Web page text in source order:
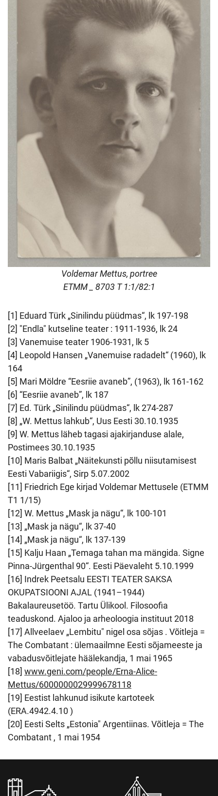
Voldemar Mettus, portree
ETMM _ 8703 T 1:1/82:1
[1] Eduard Türk „Sinilindu püüdmas“, lk 197-198
[2] "Endla" kutseline teater : 1911-1936, lk 24
[3] Vanemuise teater 1906-1931, lk 5
[4] Leopold Hansen „Vanemuise radadelt“ (1960), lk
164
[5] Mari Möldre “Eesriie avaneb”, (1963), lk 161-162
[6] “Eesriie avaneb”, lk 187
[7] Ed. Türk „Sinilindu püüdmas“, lk 274-287
[8] „W. Mettus lahkub“, Uus Eesti 30.10.1935
[9] W. Mettus läheb tagasi ajakirjanduse alale,
Postimees 30.10.1935
[10] Maris Balbat „Näitekunsti põllu niisutamisest
Eesti Vabariigis“, Sirp 5.07.2002
[11] Friedrich Ege kirjad Voldemar Mettusele (ETMM
T1 1/15)
[12] W. Mettus „Mask ja nägu“, lk 100-101
[13] „Mask ja nägu“, lk 37-40
[14] „Mask ja nägu“, lk 137-139
[15] Kalju Haan „Temaga tahan ma mängida. Signe
Pinna-Jürgenthal 90“. Eesti Päevaleht 5.10.1999
[16] Indrek Peetsalu EESTI TEATER SAKSA
OKUPATSIOONI AJAL (1941–1944)
Bakalaureusetöö. Tartu Ülikool. Filosoofia
teaduskond. Ajaloo ja arheoloogia instituut 2018
[17] Allveelaev „Lembitu" nigel osa sõjas . Võitleja =
The Combatant : ülemaailmne Eesti sõjameeste ja
vabadusvõitlejate häälekandja, 1 mai 1965
[18] www.geni.com/people/Erna-Alice-
Mettus/6000000029999678118
[19] Eestist lahkunud isikute kartoteek
(ERA.4942.4.10 )
[20] Eesti Selts „Estonia" Argentiinas. Võitleja = The
Combatant , 1 mai 1954